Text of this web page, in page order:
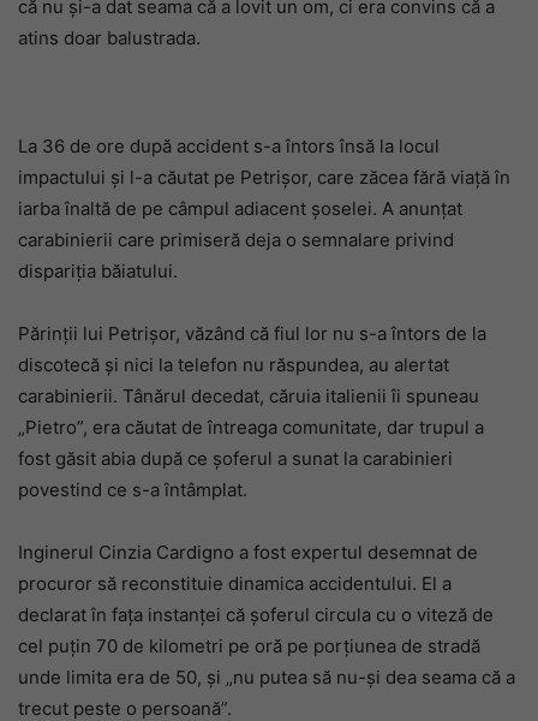
că nu și-a dat seama că a lovit un om, ci era convins că a
atins doar balustrada.
La 36 de ore după accident s-a întors însă la locul
impactului și l-a căutat pe Petrișor, care zăcea fără viață în
iarba înaltă de pe câmpul adiacent șoselei. A anunțat
carabinierii care primiseră deja o semnalare privind
dispariția băiatului.
Părinții lui Petrișor, văzând că fiul lor nu s-a întors de la
discotecă și nici la telefon nu răspundea, au alertat
carabinierii. Tânărul decedat, căruia italienii îi spuneau
„Pietro”, era căutat de întreaga comunitate, dar trupul a
fost găsit abia după ce șoferul a sunat la carabinieri
povestind ce s-a întâmplat.
Inginerul Cinzia Cardigno a fost expertul desemnat de
procuror să reconstituie dinamica accidentului. El a
declarat în fața instanței că șoferul circula cu o viteză de
cel puțin 70 de kilometri pe oră pe porțiunea de stradă
unde limita era de 50, și „nu putea să nu-și dea seama că a
trecut peste o persoană”.